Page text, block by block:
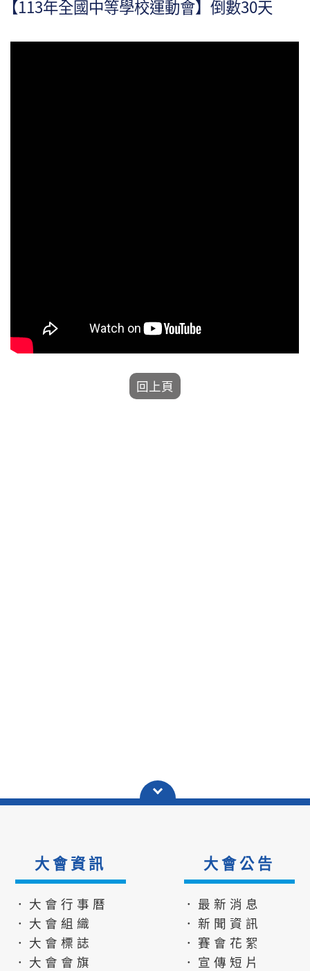
【113年全國中等學校運動會】倒數30天
大會資訊
．大會行事曆
．大會組織
．大會標誌
．大會會旗
大會公告
．最新消息
．新聞資訊
．賽會花絮
．宣傳短片